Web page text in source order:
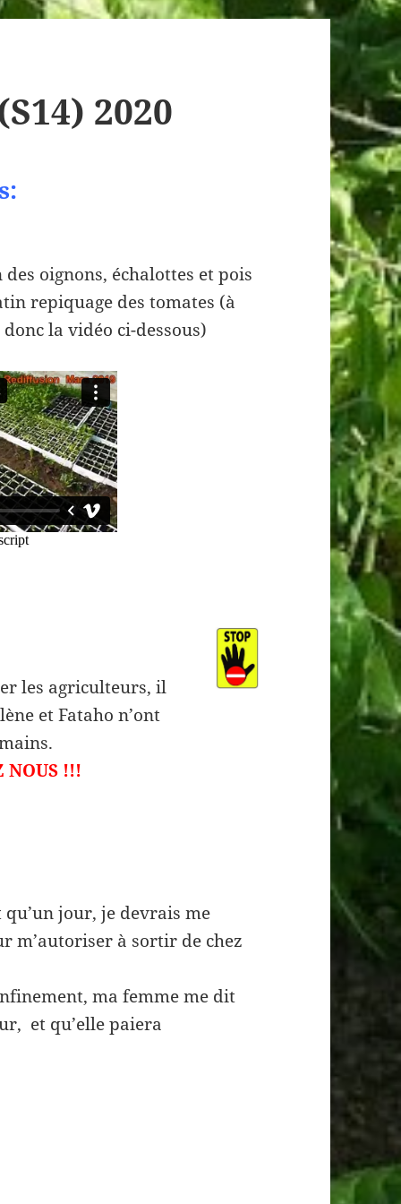
2020
oignons, échalottes et pois
repiquage des tomates (à
la vidéo ci-dessous)
les agriculteurs, il
et Fataho n’ont
NOUS !!!
qu’un jour, je devrais me
m’autoriser à sortir de chez
ma femme me dit
et qu’elle paiera